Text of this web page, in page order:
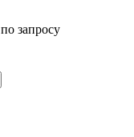
по запросу